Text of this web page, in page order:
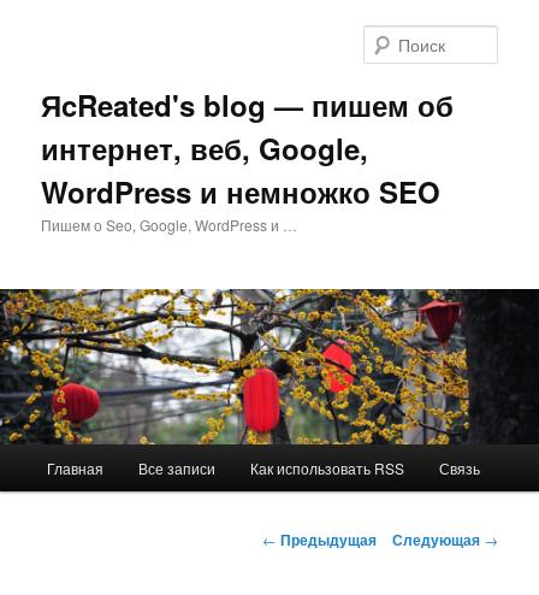
ЯcReated's blog — пишем об
интернет, веб, Google,
WordPress и немножко SEO
Пишем о Seo, Google, WordPress и …
Главная Все записи Как использовать RSS Связь
Навигация
← Предыдущая Следующая →